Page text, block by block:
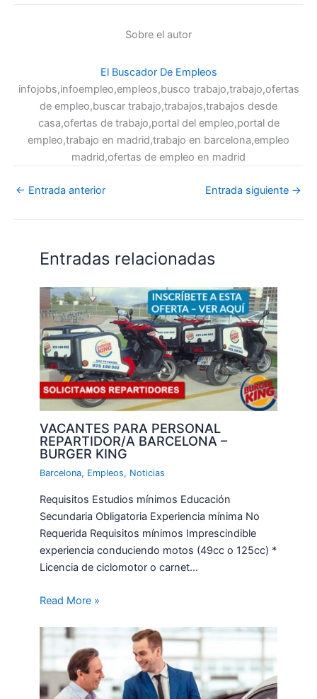
Sobre el autor
El Buscador De Empleos
infojobs,infoempleo,empleos,busco trabajo,trabajo,ofertas
de empleo,buscar trabajo,trabajos,trabajos desde
casa,ofertas de trabajo,portal del empleo,portal de
empleo,trabajo en madrid,trabajo en barcelona,empleo
madrid,ofertas de empleo en madrid
← Entrada anterior Entrada siguiente →
Entradas relacionadas
VACANTES PARA PERSONAL
REPARTIDOR/A BARCELONA –
BURGER KING
Barcelona, Empleos, Noticias
Requisitos Estudios mínimos Educación
Secundaria Obligatoria Experiencia mínima No
Requerida Requisitos mínimos Imprescindible
experiencia conduciendo motos (49cc o 125cc) *
Licencia de ciclomotor o carnet…
Read More »